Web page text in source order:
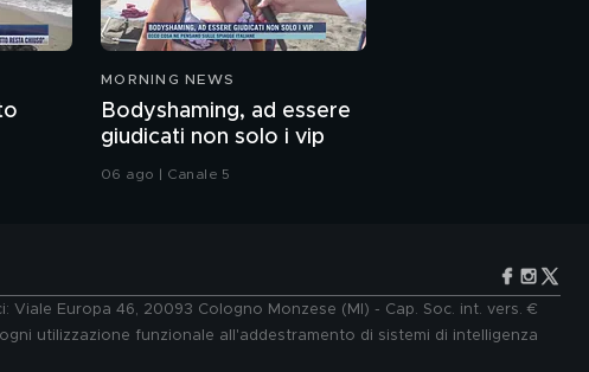
MORNING NEWS
Bodyshaming, ad essere
giudicati non solo i vip
06 ago | Canale 5
Viale Europa 46, 20093 Cologno Monzese (MI) - Cap. Soc. int. vers. €
utilizzazione funzionale all'addestramento di sistemi di intelligenza